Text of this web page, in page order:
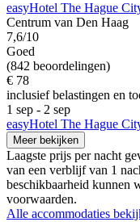
easyHotel The Hague
Centrum van Den Haag
7,6/10
Goed
(842 beoordelingen)
€ 78
inclusief belastingen en
1 sep - 2 sep
easyHotel The Hague
Meer bekijken
Laagste prijs per nacht
van een verblijf van 1
beschikbaarheid kunnen
voorwaarden.
Alle accommodaties